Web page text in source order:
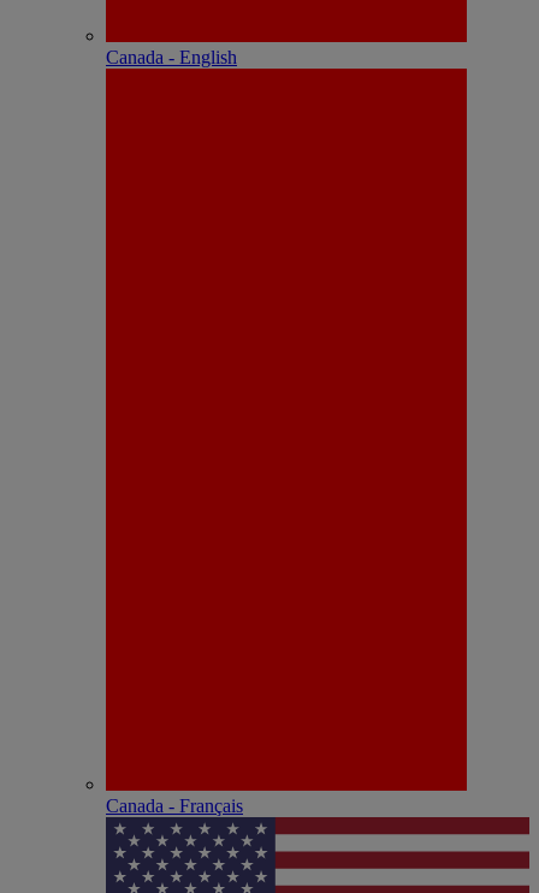
Canada - English
Canada - Français